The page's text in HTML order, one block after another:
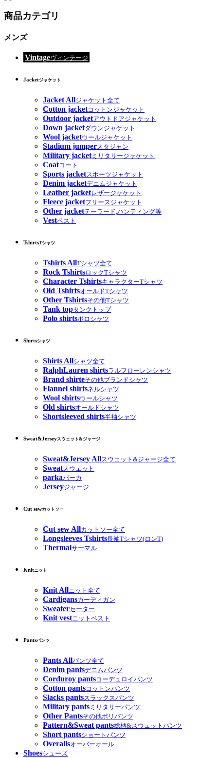
商品カテゴリ
メンズ
Vintageヴィンテージ
Jacketジャケット
Jacket Allジャケット全て
Cotton jacketコットンジャケット
Outdoor jacketアウトドアジャケット
Down jacketダウンジャケット
Wool jacketウールジャケット
Stadium jumperスタジャン
Military jacketミリタリージャケット
Coatコート
Sports jacketスポーツジャケット
Denim jacketデニムジャケット
Leather jacketレザージャケット
Fleece jacketフリースジャケット
Other jacketテーラード,ハンティング等
Vestベスト
TshirtsTシャツ
Tshirts AllTシャツ全て
Rock TshirtsロックTシャツ
Character TshirtsキャラクターTシャツ
Old TshirtsオールドTシャツ
Other Tshirtsその他Tシャツ
Tank topタンクトップ
Polo shirtsポロシャツ
Shirtsシャツ
Shirts Allシャツ全て
RalphLauren shirtsラルフローレンシャツ
Brand shirteその他ブランドシャツ
Flannel shirtsネルシャツ
Wool shirtsウールシャツ
Old shirtsオールドシャツ
Shortsleeved shirts半袖シャツ
Sweat&Jerseyスウェット&ジャージ
Sweat&Jersey Allスウェット&ジャージ全て
Sweatスウェット
parkaパーカ
Jerseyジャージ
Cut sewカットソー
Cut sew Allカットソー全て
Longsleeves Tshirts長袖Tシャツ(ロンT)
Thermalサーマル
Knitニット
Knit Allニット全て
Cardigansカーディガン
Sweaterセーター
Knit vestニットベスト
Pantsパンツ
Pants Allパンツ全て
Denim pantsデニムパンツ
Corduroy pantsコーデュロイパンツ
Cotton pantsコットンパンツ
Slacks pantsスラックスパンツ
Military pants ミリタリーパンツ
Other Pantsその他ポリパンツ
Pattern&Sweat pants総柄&スウェットパンツ
Short pantsショートパンツ
Overallsオーバーオール
Shoesシューズ